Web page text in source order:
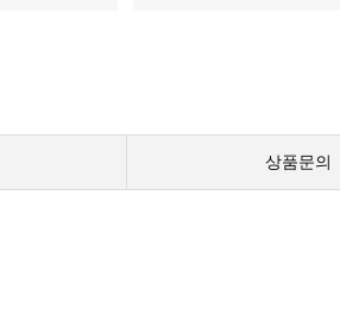
상품문의